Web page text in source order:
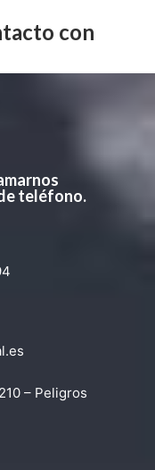
con
teléfono.
– Peligros